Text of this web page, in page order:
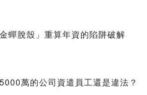
蟬脫殼」重算年資的陷阱破解
萬的公司資遣員工還是違法？